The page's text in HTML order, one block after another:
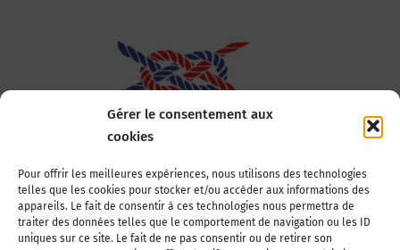
Gérer le consentement aux
cookies
Pour offrir les meilleures expériences, nous utilisons des technologies
telles que les cookies pour stocker et/ou accéder aux informations des
appareils. Le fait de consentir à ces technologies nous permettra de
traiter des données telles que le comportement de navigation ou les ID
uniques sur ce site. Le fait de ne pas consentir ou de retirer son
Association Nationale des Elus des Littoraux
22, boulevard de la Tour-Maubourg
75007 Paris
Tél : 01 44 11 11 70